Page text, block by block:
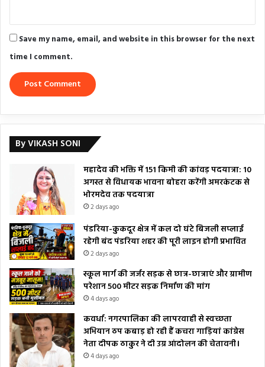
Save my name, email, and website in this browser for the next
time I comment.
By VIKASH SONI
महादेव की भक्ति में 151 किमी की कांवड़ पदयात्रा: 10
अगस्त से विधायक भावना बोहरा करेंगी अमरकंटक से
भोरमदेव तक पदयात्रा
2 days ago
पंडरिया-कुकदूर क्षेत्र में कल दो घंटे बिजली सप्लाई
रहेगी बंद पंडरिया शहर की पूरी लाइन होगी प्रभावित
2 days ago
स्कूल मार्ग की जर्जर सड़क से छात्र-छात्राएं और ग्रामीण
परेशान 500 मीटर सड़क निर्माण की मांग
4 days ago
कवर्धा: नगरपालिका की लापरवाही से स्वच्छता
अभियान ठप कबाड़ हो रही हैं कचरा गाड़ियां कांग्रेस
नेता दीपक ठाकुर ने दी उग्र आंदोलन की चेतावनी।
4 days ago